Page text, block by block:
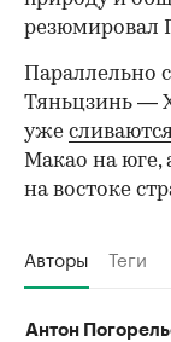
резюмировал
Параллельно
Тяньцзинь —
уже
Макао на
на востоке
Авторы Теги
Антон